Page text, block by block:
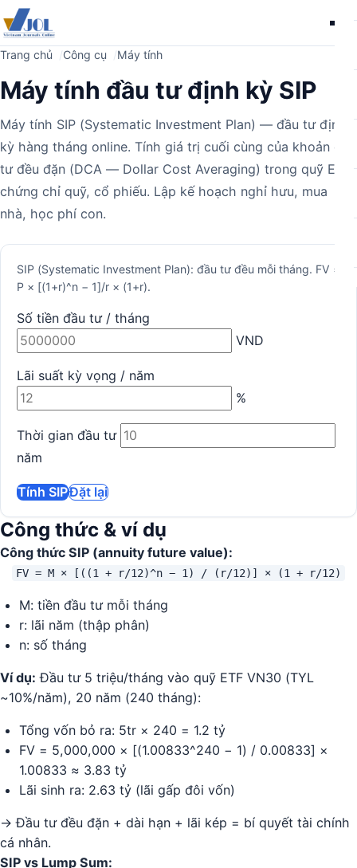
Trang chủ Công cụ Máy tính
Máy tính đầu tư định kỳ SIP
Máy tính SIP (Systematic Investment Plan) — đầu tư định
kỳ hàng tháng online. Tính giá trị cuối cùng của khoản đầu
tư đều đặn (DCA — Dollar Cost Averaging) trong quỹ ETF,
chứng chỉ quỹ, cổ phiếu. Lập kế hoạch nghỉ hưu, mua
nhà, học phí con.
Máy
tính
SIP (Systematic Investment Plan): đầu tư đều mỗi tháng. FV =
P × [(1+r)^n − 1]/r × (1+r).
Số tiền đầu tư / tháng
VND
Lãi suất kỳ vọng / năm
%
Thời gian đầu tư
năm
Tính SIPĐặt lại
Công thức & ví dụ
Công thức SIP (annuity future value):
FV = M × [((1 + r/12)^n − 1) / (r/12)] × (1 + r/12)
M: tiền đầu tư mỗi tháng
r: lãi năm (thập phân)
n: số tháng
Ví dụ: Đầu tư 5 triệu/tháng vào quỹ ETF VN30 (TYL
~10%/năm), 20 năm (240 tháng):
Tổng vốn bỏ ra: 5tr × 240 = 1.2 tỷ
FV = 5,000,000 × [(1.00833^240 − 1) / 0.00833] ×
1.00833 ≈ 3.83 tỷ
Lãi sinh ra: 2.63 tỷ (lãi gấp đôi vốn)
→ Đầu tư đều đặn + dài hạn + lãi kép = bí quyết tài chính
cá nhân.
SIP vs Lump Sum: